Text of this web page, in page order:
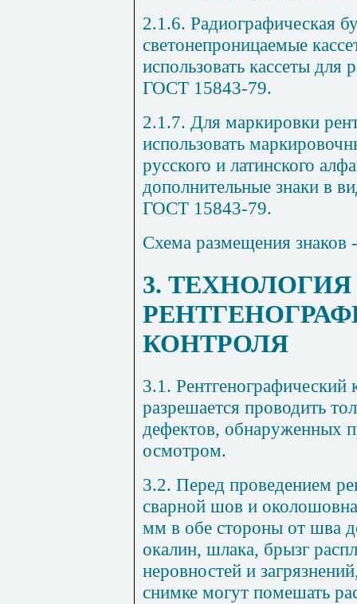
2.1.6. Радиографическая
светонепроницаемые
использовать кассеты для
ГОСТ 15843-79.
2.1.7. Для маркировки
использовать
русского и латинского
дополнительные знаки в
ГОСТ 15843-79.
Схема размещения
3.
КОНТРОЛЯ
3.1. Рентгенографический
разрешается проводить
дефектов, обнаруженных
осмотром.
3.2. Перед проведением
сварной шов и
мм в обе стороны от шва
окалин, шлака, брызг
неровностей и
снимке могут помешать